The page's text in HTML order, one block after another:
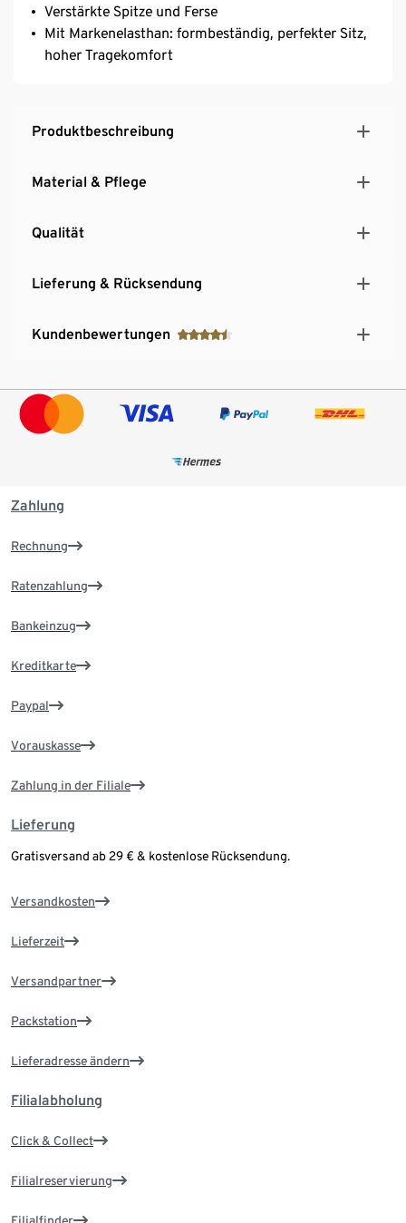
Verstärkte Spitze und Ferse
Mit Markenelasthan: formbeständig, perfekter Sitz,
hoher Tragekomfort
Produktbeschreibung
Material & Pflege
Qualität
Lieferung & Rücksendung
Kundenbewertungen
Zahlung
Rechnung
Ratenzahlung
Bankeinzug
Kreditkarte
Paypal
Vorauskasse
Zahlung in der Filiale
Lieferung
Gratisversand ab 29 € & kostenlose Rücksendung.
Versandkosten
Lieferzeit
Versandpartner
Packstation
Lieferadresse ändern
Filialabholung
Click & Collect
Filialreservierung